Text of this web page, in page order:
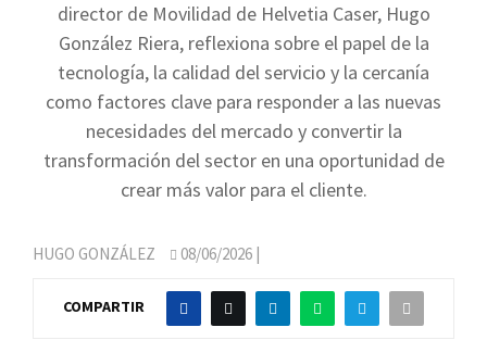
director de Movilidad de Helvetia Caser, Hugo
González Riera, reflexiona sobre el papel de la
tecnología, la calidad del servicio y la cercanía
como factores clave para responder a las nuevas
necesidades del mercado y convertir la
transformación del sector en una oportunidad de
crear más valor para el cliente.
HUGO GONZÁLEZ 08/06/2026 |
COMPARTIR